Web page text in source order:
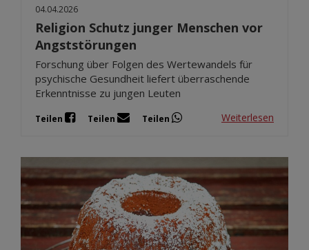
04.04.2026
Religion Schutz junger Menschen vor
Angststörungen
Forschung über Folgen des Wertewandels für
psychische Gesundheit liefert überraschende
Erkenntnisse zu jungen Leuten
Teilen Teilen Teilen Weiterlesen